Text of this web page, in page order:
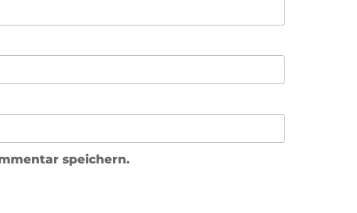
speichern.